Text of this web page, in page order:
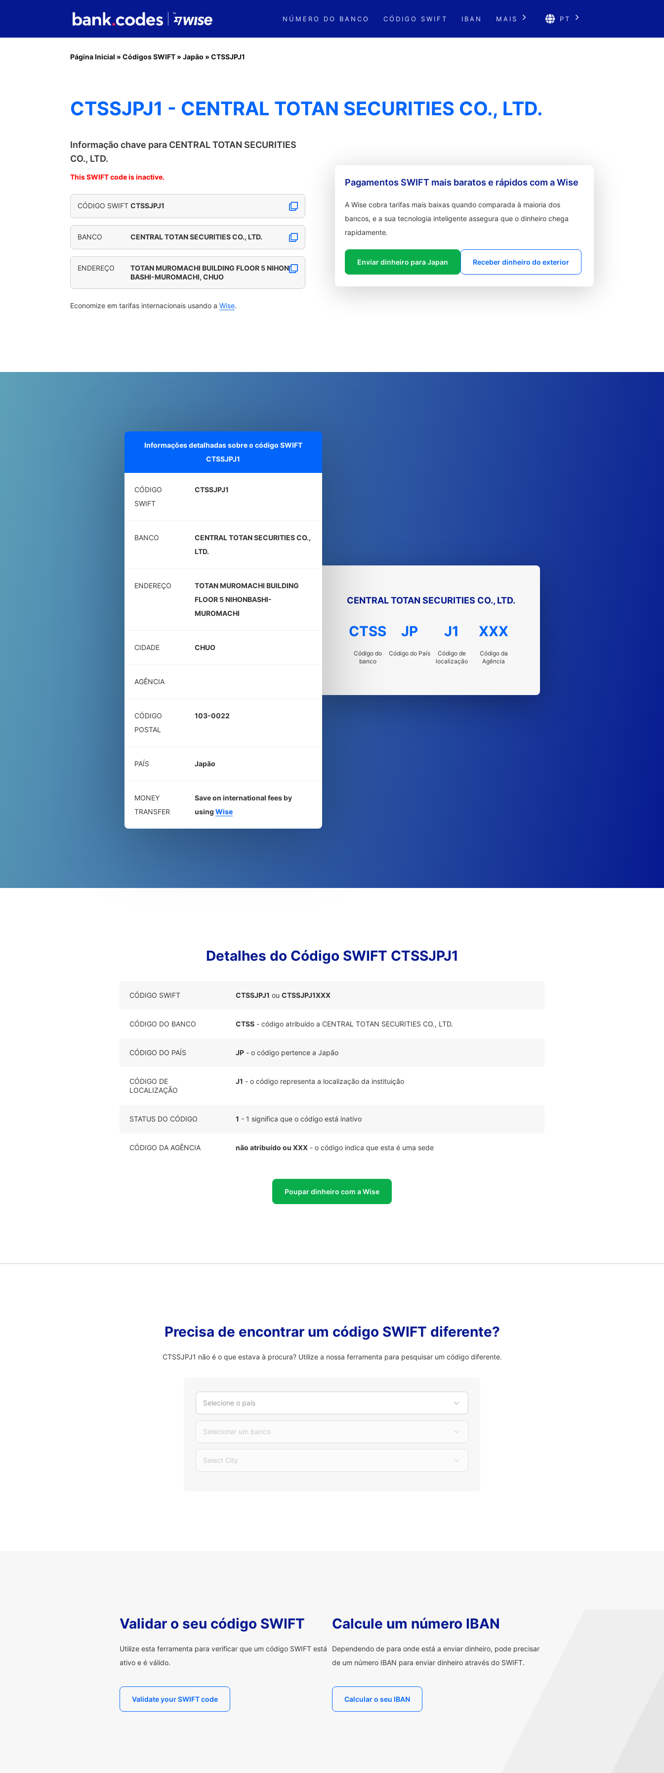
NÚMERO DO BANCO CÓDIGO SWIFT IBAN MAIS PT
Página Inicial » Códigos SWIFT » Japão » CTSSJPJ1
CTSSJPJ1 - CENTRAL TOTAN SECURITIES CO., LTD.
Informação chave para CENTRAL TOTAN SECURITIES
CO., LTD.
This SWIFT code is inactive.
CÓDIGO SWIFT CTSSJPJ1
BANCO CENTRAL TOTAN SECURITIES CO., LTD.
ENDEREÇO
TOTAN MUROMACHI BUILDING FLOOR 5 NIHON
BASHI-MUROMACHI, CHUO
Economize em tarifas internacionais usando a Wise.
Pagamentos SWIFT mais baratos e rápidos com a Wise
A Wise cobra tarifas mais baixas quando comparada à maioria dos
bancos, e a sua tecnologia inteligente assegura que o dinheiro chega
rapidamente.
Enviar dinheiro para Japan Receber dinheiro do exterior
Informações detalhadas sobre o código SWIFT
CTSSJPJ1
CÓDIGO
SWIFT
CTSSJPJ1
BANCO
CENTRAL TOTAN SECURITIES CO.,
LTD.
ENDEREÇO
TOTAN MUROMACHI BUILDING
FLOOR 5 NIHONBASHI-
MUROMACHI
CIDADE CHUO
AGÊNCIA
CÓDIGO
POSTAL
103-0022
PAÍS Japão
MONEY
TRANSFER
Save on international fees by
using Wise
CENTRAL TOTAN SECURITIES CO., LTD.
CTSS
Código do
banco
JP
Código do País
J1
Código de
localização
XXX
Código da
Agência
Detalhes do Código SWIFT CTSSJPJ1
CÓDIGO SWIFT CTSSJPJ1 ou CTSSJPJ1XXX
CÓDIGO DO BANCO CTSS - código atribuído a CENTRAL TOTAN SECURITIES CO., LTD.
CÓDIGO DO PAÍS JP - o código pertence a Japão
CÓDIGO DE
LOCALIZAÇÃO
J1 - o código representa a localização da instituição
STATUS DO CÓDIGO 1 - 1 significa que o código está inativo
CÓDIGO DA AGÊNCIA não atribuído ou XXX - o código indica que esta é uma sede
Poupar dinheiro com a Wise
Precisa de encontrar um código SWIFT diferente?
CTSSJPJ1 não é o que estava à procura? Utilize a nossa ferramenta para pesquisar um código diferente.
Selecione o país
Selecionar um banco
Select City
Validar o seu código SWIFT
Utilize esta ferramenta para verificar que um código SWIFT está
ativo e é válido.
Validate your SWIFT code
Calcule um número IBAN
Dependendo de para onde está a enviar dinheiro, pode precisar
de um número IBAN para enviar dinheiro através do SWIFT.
Calcular o seu IBAN